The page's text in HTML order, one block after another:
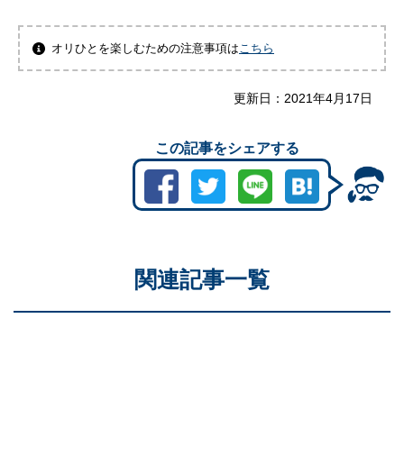
オリひとを楽しむための注意事項は こちら
更新日： 2021年4月17日
この記事をシェアする
関連記事一覧